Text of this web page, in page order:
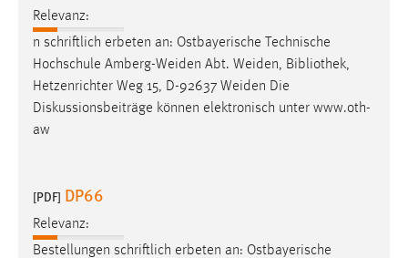
Relevanz:
n schriftlich erbeten an: Ostbayerische Technische
Hochschule Amberg-Weiden Abt. Weiden, Bibliothek,
Hetzenrichter Weg 15, D-92637 Weiden Die
Diskussionsbeiträge können elektronisch unter www.oth-
aw
[PDF] DP66
Relevanz:
Bestellungen schriftlich erbeten an: Ostbayerische